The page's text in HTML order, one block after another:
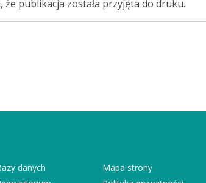
publikacja została przyjęta do druku.
danych
Mapa strony